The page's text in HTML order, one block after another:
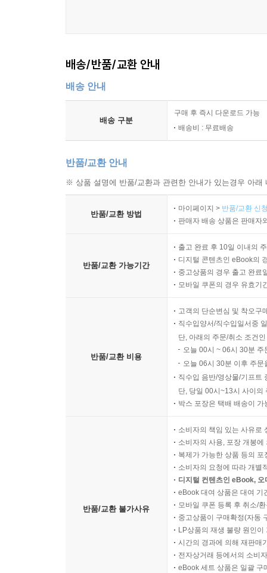
배송/반품/교환 안내
배송 안내
배송 구분
구매 후 즉시 다운로드 가능
배송비 : 무료배송
반품/교환 안내
※ 상품 설명에 반품/교환과 관련한 안내가 있는경우 아
반품/교환 방법
마이페이지 > 반품/교환 신
판매자 배송 상품은 판매자
반품/교환 가능기간
출고 완료 후 10일 이내의
디지털 콘텐츠인 eBook의
중고상품의 경우 출고 완료
모바일 쿠폰의 경우 유효기
반품/교환 비용
고객의 단순변심 및 착오구
직수입양서/직수입일서중
단, 아래의 주문/취소 조건
오늘 00시 ~ 06시 30분
오늘 06시 30분 이후 주
직수입 음반/영상물/기프트
단, 당일 00시~13시 사이의
박스 포장은 택배 배송이
반품/교환 불가사유
소비자의 책임 있는 사유로
소비자의 사용, 포장 개봉
복제가 가능한 상품 등의
소비자의 요청에 따라 개별
디지털 컨텐츠인 eBook,
eBook 대여 상품은 대여 기
모바일 쿠폰 등록 후 취소/
중고상품이 구매확정(자동
LP상품의 재생 불량 원인
시간의 경과에 의해 재판매
전자상거래 등에서의 소비
eBook 세트 상품은 일괄 구